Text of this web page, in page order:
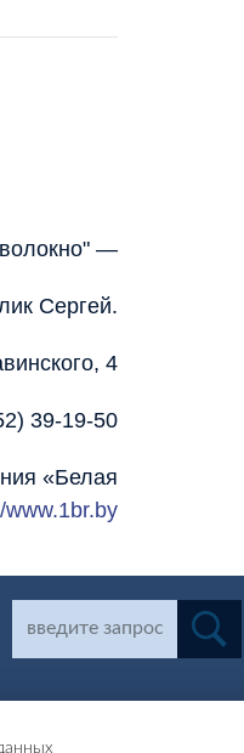
—
Сергей.
4
39-19-50
«Белая
www.1br.by